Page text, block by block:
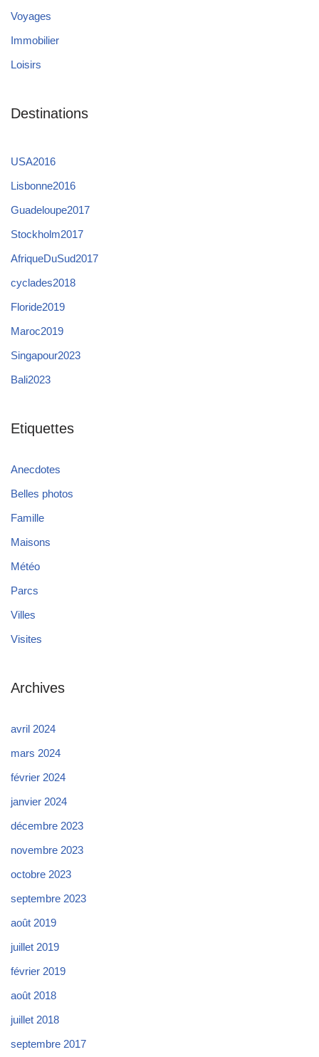
Voyages
Immobilier
Loisirs
Destinations
USA2016
Lisbonne2016
Guadeloupe2017
Stockholm2017
AfriqueDuSud2017
cyclades2018
Floride2019
Maroc2019
Singapour2023
Bali2023
Etiquettes
Anecdotes
Belles photos
Famille
Maisons
Météo
Parcs
Villes
Visites
Archives
avril 2024
mars 2024
février 2024
janvier 2024
décembre 2023
novembre 2023
octobre 2023
septembre 2023
août 2019
juillet 2019
février 2019
août 2018
juillet 2018
septembre 2017